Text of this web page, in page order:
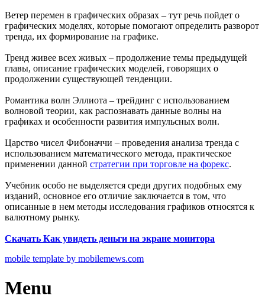
Ветер перемен в графических образах – тут речь пойдет о
графических моделях, которые помогают определить разворот
тренда, их формирование на графике.
Тренд живее всех живых – продолжение темы предыдущей
главы, описание графических моделей, говорящих о
продолжении существующей тенденции.
Романтика волн Эллиота – трейдинг с использованием
волновой теории, как распознавать данные волны на
графиках и особенности развития импульсных волн.
Царство чисел Фибоначчи – проведения анализа тренда с
использованием математического метода, практическое
применении данной стратегии при торговле на форекс.
Учебник особо не выделяется среди других подобных ему
изданий, основное его отличие заключается в том, что
описанные в нем методы исследования графиков относятся к
валютному рынку.
Скачать Как увидеть деньги на экране монитора
mobile template by mobilemews.com
Menu